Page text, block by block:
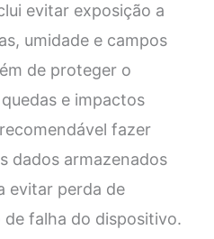
evitar exposição a
umidade e campos
de proteger o
e impactos
fazer
dados armazenados
evitar perda de
falha do dispositivo.